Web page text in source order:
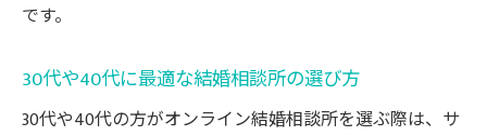
30代40代女性が成婚に近づくポイント
安心して活動できる相談所の選び方
です。
30代や40代に最適な結婚相談所の選び方
30代や40代の方がオンライン結婚相談所を選ぶ際は、サ